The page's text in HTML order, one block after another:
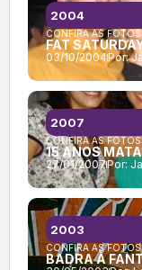
CONFIRA AS
FAT
03/10/2004Por:
2004
CONFIRA AS FOTOS:
15 ANOS
27/01/2007Por:
2007
CONFIRA AS
BADRA À
2003